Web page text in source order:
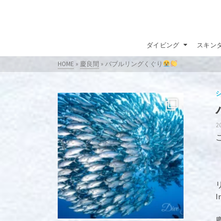
ダイビング スキン
HOME » 慶良間 » バブルリングくぐり